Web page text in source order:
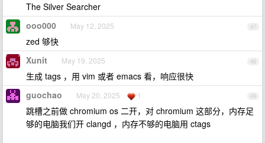
The Silver Searcher
47
ooo000 May 12, 2025
zed 够快
48
Xunit May 19, 2025
生成 tags ，用 vim 或者 emacs 看，响应很快
49
guochao May 20, 2025 1
跳槽之前做 chromium os 二开，对 chromium 这部分，内存足
够的电脑我们开 clangd ，内存不够的电脑用 ctags